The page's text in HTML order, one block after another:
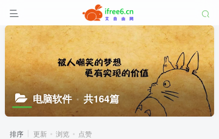
电脑软件 共164篇
排序 更新 浏览 点赞